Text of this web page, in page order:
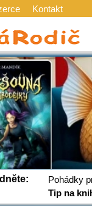
Kontakt
Pohádky
Tip na